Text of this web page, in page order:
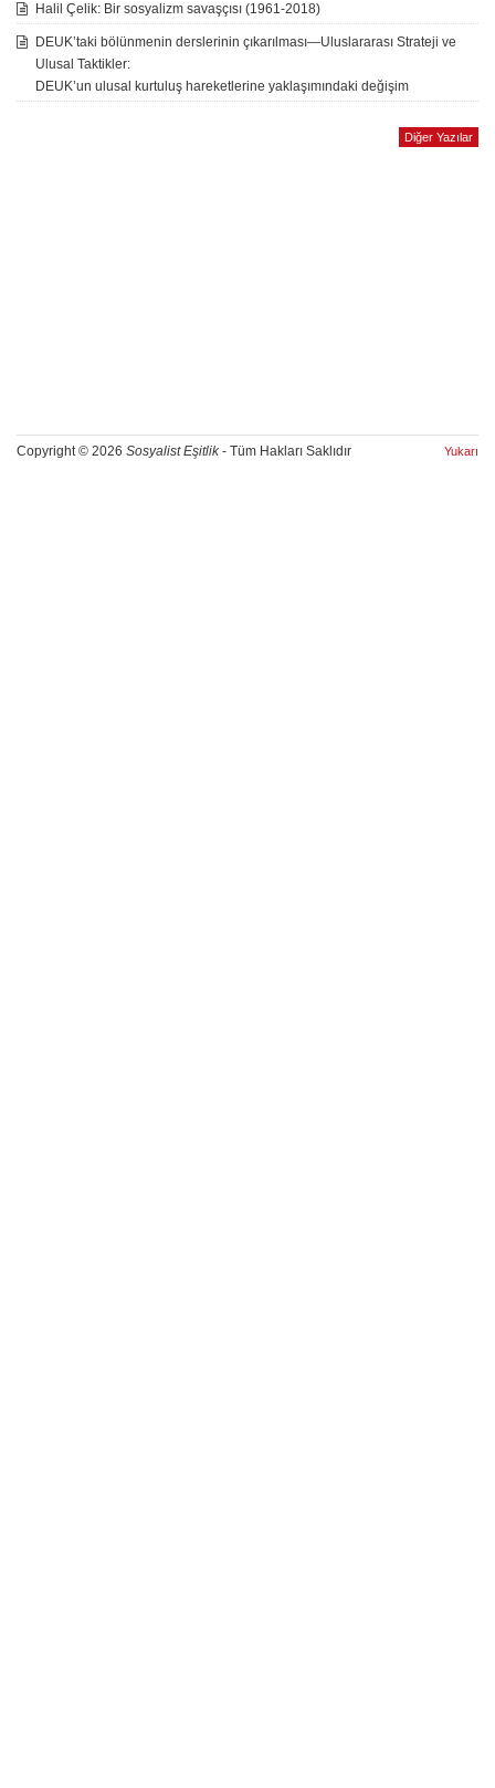
Halil Çelik: Bir sosyalizm savaşçısı (1961-2018)
DEUK’taki bölünmenin derslerinin çıkarılması—Uluslararası Strateji ve
Ulusal Taktikler:
DEUK’un ulusal kurtuluş hareketlerine yaklaşımındaki değişim
Diğer Yazılar
Copyright © 2026 Sosyalist Eşitlik- Tüm Hakları Saklıdır Yukarı